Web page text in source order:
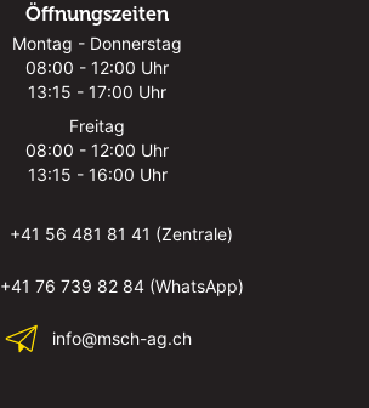
Öffnungszeiten
Montag - Donnerstag
08:00 - 12:00 Uhr
13:15 - 17:00 Uhr
Freitag
08:00 - 12:00 Uhr
13:15 - 16:00 Uhr
+41 56 481 81 41 (Zentrale)
+41 76 739 82 84 (WhatsApp)
info@msch-ag.ch